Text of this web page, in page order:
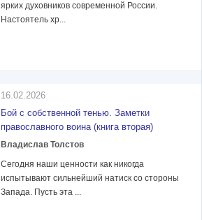
ярких духовников современной России.
Настоятель хр...
16.02.2026
Бой с собственной тенью. Заметки
православного воина (книга вторая)
Владислав Толстов
Сегодня наши ценности как никогда
испытывают сильнейший натиск со стороны
Запада. Пусть эта ...